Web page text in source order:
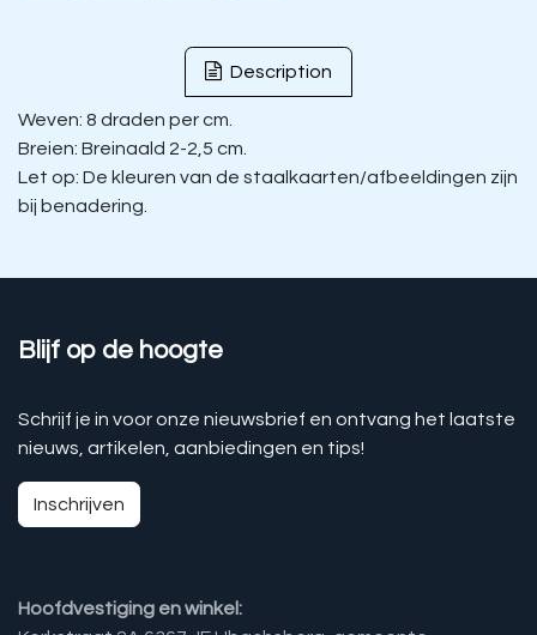
Description
Weven: 8 draden per cm.
Breien: Breinaald 2-2,5 cm.
Let op: De kleuren van de staalkaarten/afbeeldingen zijn
bij benadering.
Blijf op de hoogte
Schrijf je in voor onze nieuwsbrief en ontvang het laatste
nieuws, artikelen, aanbiedingen en tips!
Inschrijven
Hoofdvestiging en winkel: